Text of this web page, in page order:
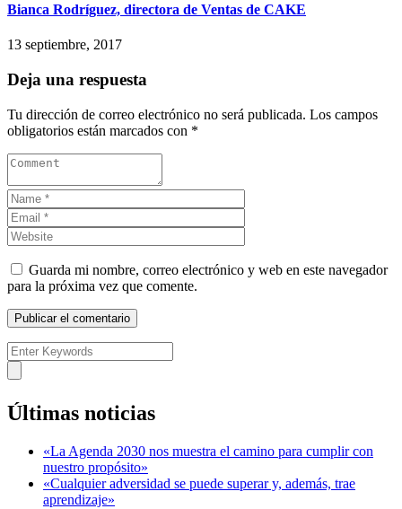
Bianca Rodríguez, directora de Ventas de CAKE
13 septiembre, 2017
Deja una respuesta
Tu dirección de correo electrónico no será publicada. Los campos
obligatorios están marcados con *
Guarda mi nombre, correo electrónico y web en este navegador
para la próxima vez que comente.
Últimas noticias
«La Agenda 2030 nos muestra el camino para cumplir con
nuestro propósito»
«Cualquier adversidad se puede superar y, además, trae
aprendizaje»